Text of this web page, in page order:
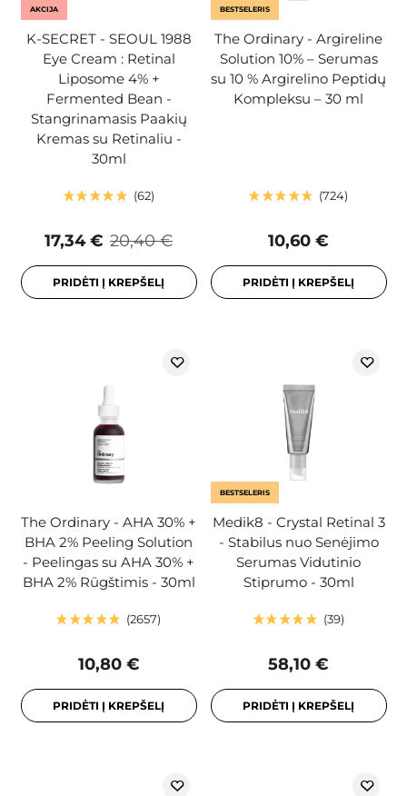
AKCIJA
K-SECRET - SEOUL 1988
Eye Cream : Retinal
Liposome 4% +
Fermented Bean -
Stangrinamasis Paakių
Kremas su Retinaliu -
30ml
62
20,40 €
17,34 €
PRIDĖTI Į KREPŠELĮ
BESTSELERIS
The Ordinary - Argireline
Solution 10% – Serumas
su 10 % Argirelino Peptidų
Kompleksu – 30 ml
724
10,60 €
PRIDĖTI Į KREPŠELĮ
The Ordinary - AHA 30% +
BHA 2% Peeling Solution
- Peelingas su AHA 30% +
BHA 2% Rūgštimis - 30ml
2657
10,80 €
PRIDĖTI Į KREPŠELĮ
BESTSELERIS
Medik8 - Crystal Retinal 3
- Stabilus nuo Senėjimo
Serumas Vidutinio
Stiprumo - 30ml
39
58,10 €
PRIDĖTI Į KREPŠELĮ